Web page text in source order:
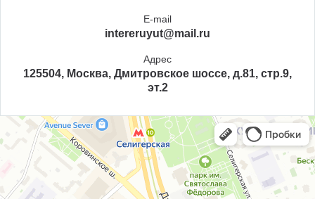
E-mail
intereruyut@mail.ru
Адрес
125504, Москва, Дмитровское шоссе, д.81, стр.9,
эт.2